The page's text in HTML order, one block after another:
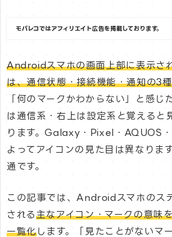
モバレコではアフィリエイト広告を掲載しております。
Androidスマホの画面上部に表示さ
は、通信状態・接続機能・通知の3
「何のマークかわからない」と感じ
は通信系・右上は設定系と覚えると
ります。Galaxy・Pixel・AQUOS
よってアイコンの見た目は異なりま
通です。
この記事では、Androidスマホのス
される主なアイコン・マークの意味
一覧化します。「見たことがないマ